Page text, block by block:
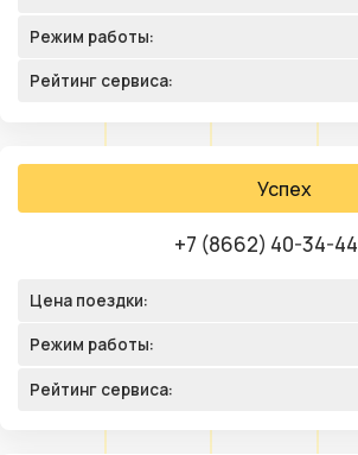
Режим работы:
Рейтинг сервиса:
Успех
+7 (8662) 40-34-44
Цена поездки:
Режим работы:
Рейтинг сервиса: